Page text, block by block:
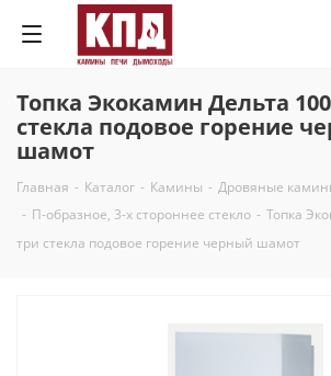
Топка Экокамин Дельта
стекла подовое горение
шамот
Главная - Каталог - Камины - Дровяные
- П-образное, 3-х стороннее стекло - Топка
три стекла подовое горение черный шамот